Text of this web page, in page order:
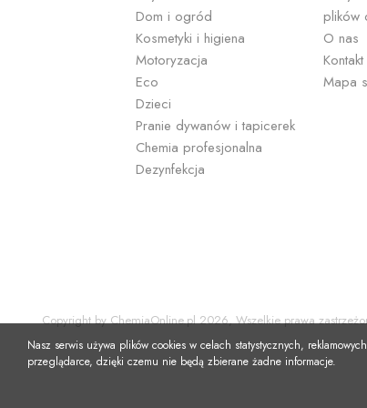
Nasz serwis używa plików cookies w celach statystycznych,
przeglądarce, dzięki czemu nie będą zbierane żadne informacje.
skóry
Dom i ogród
Kosmetyki i higiena
Motoryzacja
Eco
Dzieci
Pranie dywanów i tapicerek
Chemia profesjonalna
Dezynfekcja
plików
O nas
Mapa
Copyright by ChemiaOnline.pl 2026, Wszelkie prawa